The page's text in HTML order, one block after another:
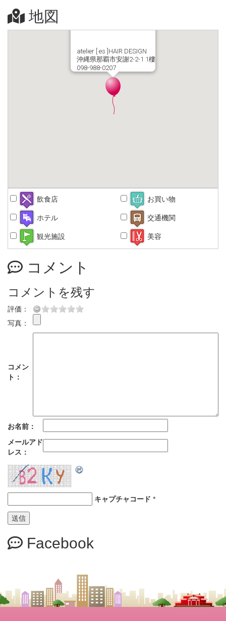
地図
atelier [ es ]HAIR DESIGN
沖縄県那覇市安謝2-2-1 1樓
098-988-0207
飲食店 お買い物
ホテル 交通機関
観光施設 美容
コメント
コメントを残す
評価：
写真：
コメン
ト：
お名前：
メールアド
レス：
キャプチャコード *
Facebook